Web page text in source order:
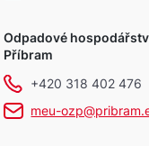
Odpadové
Příbram
+420 318 402 476
meu-